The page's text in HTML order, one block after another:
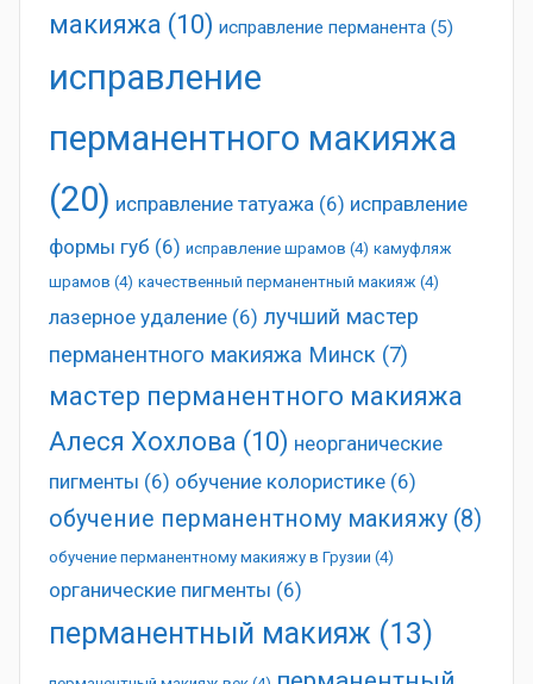
макияжа (10) исправление перманента (5)
исправление
перманентного макияжа
(20) исправление татуажа (6) исправление
формы губ (6) исправление шрамов (4) камуфляж
шрамов (4) качественный перманентный макияж (4)
лазерное удаление (6) лучший мастер
перманентного макияжа Минск (7)
мастер перманентного макияжа
Алеся Хохлова (10) неорганические
пигменты (6) обучение колористике (6)
обучение перманентному макияжу (8)
обучение перманентному макияжу в Грузии (4)
органические пигменты (6)
перманентный макияж (13)